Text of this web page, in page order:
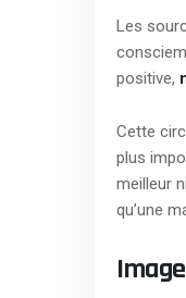
Les
positive,
Cette
plus
meilleur
qu’une